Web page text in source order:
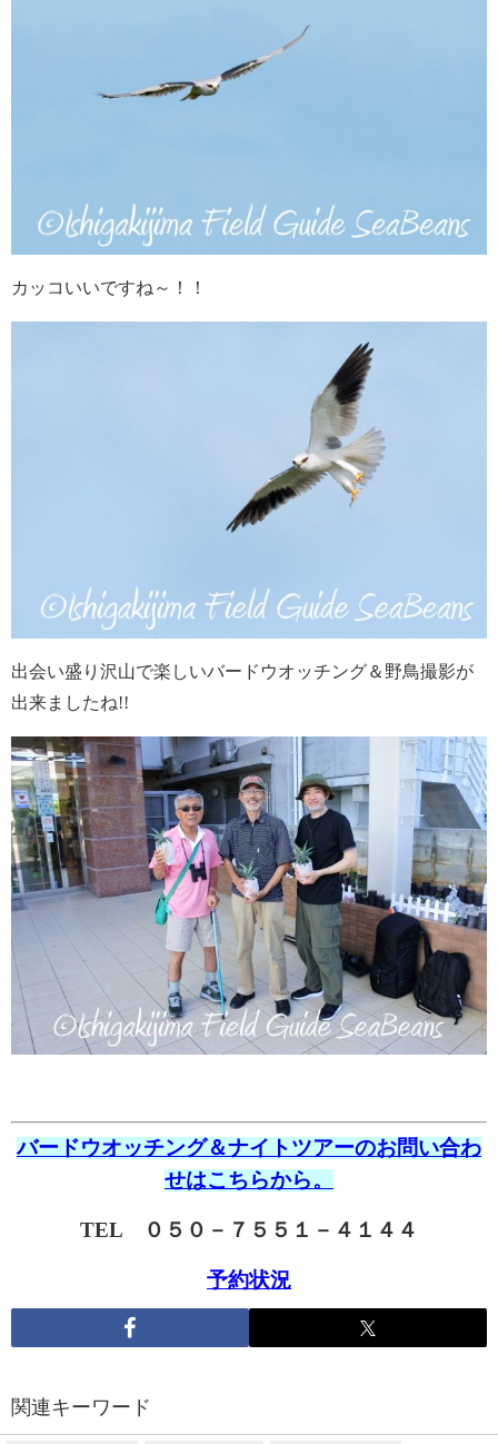
カッコいいですね～！！
出会い盛り沢山で楽しいバードウオッチング＆野鳥撮影が
出来ましたね!!
バードウオッチング＆ナイトツアーのお問い合わ
せはこちらから。
TEL ０５０－７５５１－４１４４
予約状況
関連キーワード